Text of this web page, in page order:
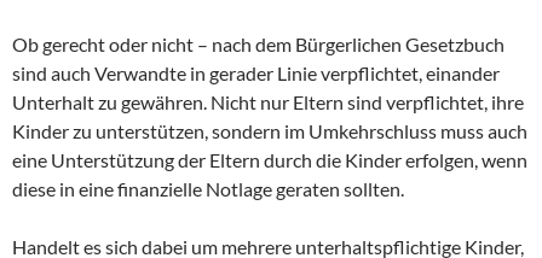
Ob gerecht oder nicht – nach dem Bürgerlichen Gesetzbuch
sind auch Verwandte in gerader Linie verpflichtet, einander
Unterhalt zu gewähren. Nicht nur Eltern sind verpflichtet, ihre
Kinder zu unterstützen, sondern im Umkehrschluss muss auch
eine Unterstützung der Eltern durch die Kinder erfolgen, wenn
diese in eine finanzielle Notlage geraten sollten.
Handelt es sich dabei um mehrere unterhaltspflichtige Kinder,